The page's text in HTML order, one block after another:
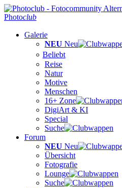
Photoclub
Galerie
NEU Neu
Beliebt
Reise
Natur
Motive
Menschen
16+ Zone
DigiArt & KI
Special
Suche
Forum
NEU Neu
Übersicht
Fotografie
Lounge
Suche